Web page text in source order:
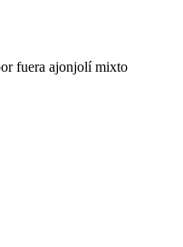
fuera ajonjolí mixto